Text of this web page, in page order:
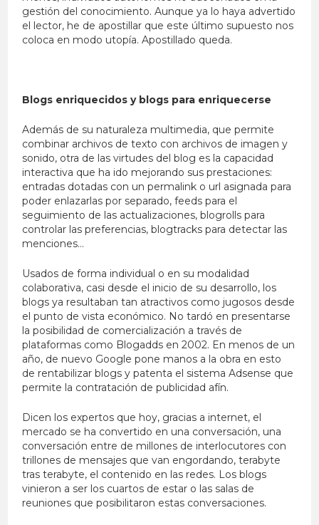
gestión del conocimiento. Aunque ya lo haya advertido
el lector, he de apostillar que este último supuesto nos
coloca en modo utopía. Apostillado queda.
Blogs enriquecidos y blogs para enriquecerse
Además de su naturaleza multimedia, que permite
combinar archivos de texto con archivos de imagen y
sonido, otra de las virtudes del blog es la capacidad
interactiva que ha ido mejorando sus prestaciones:
entradas dotadas con un permalink o url asignada para
poder enlazarlas por separado, feeds para el
seguimiento de las actualizaciones, blogrolls para
controlar las preferencias, blogtracks para detectar las
menciones…
Usados de forma individual o en su modalidad
colaborativa, casi desde el inicio de su desarrollo, los
blogs ya resultaban tan atractivos como jugosos desde
el punto de vista económico. No tardó en presentarse
la posibilidad de comercialización a través de
plataformas como Blogadds en 2002. En menos de un
año, de nuevo Google pone manos a la obra en esto
de rentabilizar blogs y patenta el sistema Adsense que
permite la contratación de publicidad afín.
Dicen los expertos que hoy, gracias a internet, el
mercado se ha convertido en una conversación, una
conversación entre de millones de interlocutores con
trillones de mensajes que van engordando, terabyte
tras terabyte, el contenido en las redes. Los blogs
vinieron a ser los cuartos de estar o las salas de
reuniones que posibilitaron estas conversaciones.